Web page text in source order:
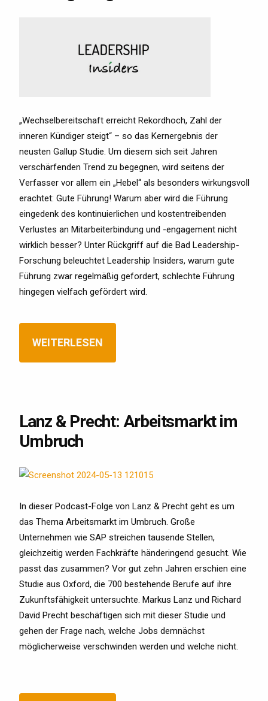
„Wechselbereitschaft erreicht Rekordhoch, Zahl der
inneren Kündiger steigt“ – so das Kernergebnis der
neusten Gallup Studie. Um diesem sich seit Jahren
verschärfenden Trend zu begegnen, wird seitens der
Verfasser vor allem ein „Hebel“ als besonders wirkungsvoll
erachtet: Gute Führung! Warum aber wird die Führung
eingedenk des kontinuierlichen und kostentreibenden
Verlustes an Mitarbeiterbindung und -engagement nicht
wirklich besser? Unter Rückgriff auf die Bad Leadership-
Forschung beleuchtet Leadership Insiders, warum gute
Führung zwar regelmäßig gefordert, schlechte Führung
hingegen vielfach gefördert wird.
WEITERLESEN
Lanz & Precht: Arbeitsmarkt im
Umbruch
In dieser Podcast-Folge von Lanz & Precht geht es um
das Thema Arbeitsmarkt im Umbruch. Große
Unternehmen wie SAP streichen tausende Stellen,
gleichzeitig werden Fachkräfte händeringend gesucht. Wie
passt das zusammen? Vor gut zehn Jahren erschien eine
Studie aus Oxford, die 700 bestehende Berufe auf ihre
Zukunftsfähigkeit untersuchte. Markus Lanz und Richard
David Precht beschäftigen sich mit dieser Studie und
gehen der Frage nach, welche Jobs demnächst
möglicherweise verschwinden werden und welche nicht.